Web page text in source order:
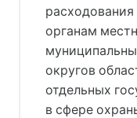
органам
округов
отдельных
в сфере